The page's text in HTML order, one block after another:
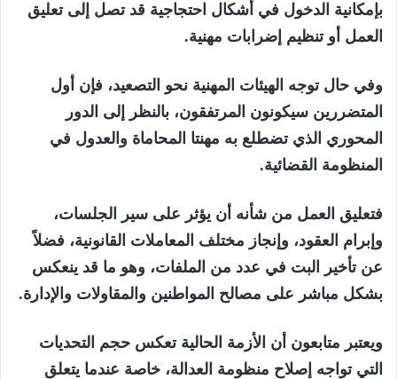
بإمكانية الدخول في أشكال احتجاجية قد تصل إلى تعليق
العمل أو تنظيم إضرابات مهنية.
وفي حال توجه الهيئات المهنية نحو التصعيد، فإن أول
المتضررين سيكونون المرتفقون، بالنظر إلى الدور
المحوري الذي تضطلع به مهنتا المحاماة والعدول في
المنظومة القضائية.
فتعليق العمل من شأنه أن يؤثر على سير الجلسات،
وإبرام العقود، وإنجاز مختلف المعاملات القانونية، فضلاً
عن تأخير البت في عدد من الملفات، وهو ما قد ينعكس
بشكل مباشر على مصالح المواطنين والمقاولات والإدارة.
ويعتبر متابعون أن الأزمة الحالية تعكس حجم التحديات
التي تواجه إصلاح منظومة العدالة، خاصة عندما يتعلق